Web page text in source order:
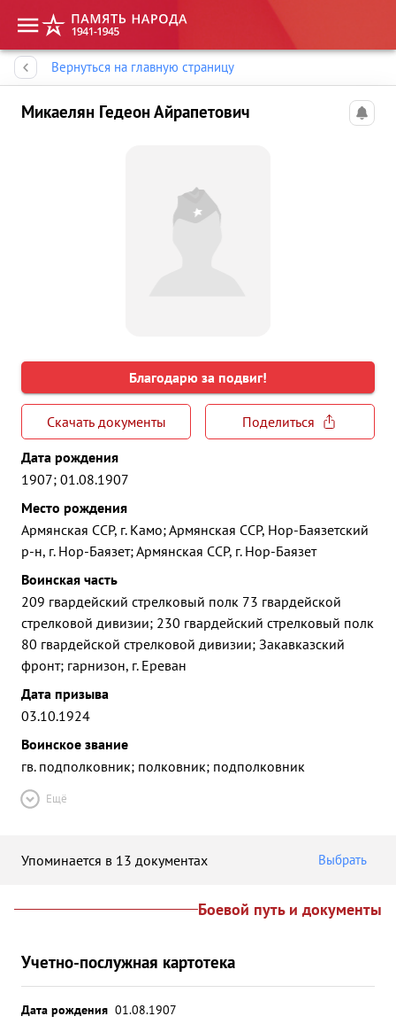
Вернуться на главную страницу
Микаелян Гедеон Айрапетович
Благодарю за подвиг!
Скачать документы
Поделиться
Дата рождения
1907; 01.08.1907
Место рождения
Армянская ССР, г. Камо; Армянская ССР, Нор-Баязетский
р-н, г. Нор-Баязет; Армянская ССР, г. Нор-Баязет
Воинская часть
209 гвардейский стрелковый полк 73 гвардейской
стрелковой дивизии; 230 гвардейский стрелковый полк
80 гвардейской стрелковой дивизии; Закавказский
фронт; гарнизон, г. Ереван
Дата призыва
03.10.1924
Воинское звание
гв. подполковник; полковник; подполковник
Ещё
Упоминается в 13 документах Выбрать
Боевой путь и документы
Учетно-послужная картотека
Дата рождения 01.08.1907
Память народа